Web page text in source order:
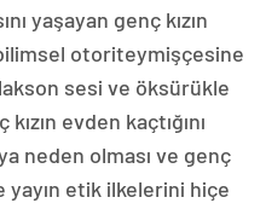
yaşayan genç kızın
otoriteymişçesine
sesi ve öksürükle
evden kaçtığını
neden olması ve genç
yayın etik ilkelerini hiçe